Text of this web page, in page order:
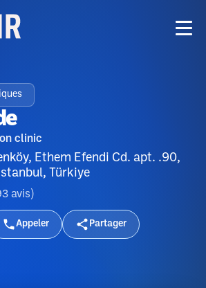
clinic
Ethem Efendi Cd. apt. .90,
Türkiye
avis )
Appeler Partager